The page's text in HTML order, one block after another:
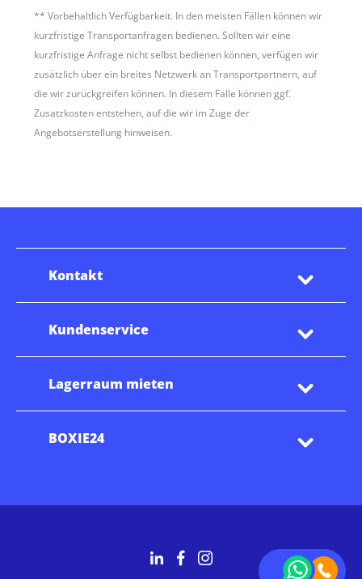
**Vorbehaltlich Verfügbarkeit. In den meisten Fällen können wir
kurzfristige Transportanfragen bedienen. Sollten wir eine
kurzfristige Anfrage nicht selbst bedienen können, verfügen wir
zusätzlich über ein breites Netzwerk an Transportpartnern, auf
die wir zurückgreifen können. In diesem Falle können ggf.
Zusatzkosten entstehen, auf die wir im Zuge der
Angebotserstellung hinweisen.
Kontakt
Kundenservice
Lagerraum mieten
BOXIE24